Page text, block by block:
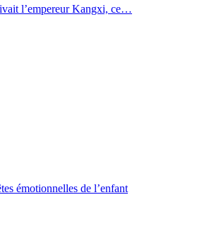
l’empereur Kangxi, ce…
émotionnelles de l’enfant